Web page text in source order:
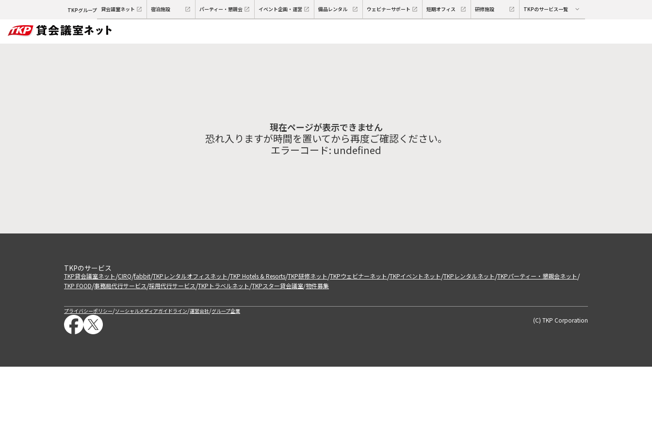
TKPグループ 貸会議室ネット 宿泊施設 パーティー・懇親会 イベント企画・運営 備品レンタル ウェビナーサポート 短期オフィス 研修施設 TKPのサービス一覧
現在ページが表示できません
恐れ入りますが時間を置いてから再度ご確認ください。
エラーコード: undefined
TKPのサービス
TKP貸会議室ネット/CIRQ/fabbit/TKPレンタルオフィスネット/TKP Hotels & Resorts/TKP研修ネット/TKPウェビナーネット/TKPイベントネット/TKPレンタルネット/TKPパーティー・懇親会ネット/
TKP FOOD/事務局代行サービス/採用代行サービス/TKPトラベルネット/TKPスター貸会議室/物件募集
プライバシーポリシー/ソーシャルメディアガイドライン/運営会社/グループ企業
(C) TKP Corporation